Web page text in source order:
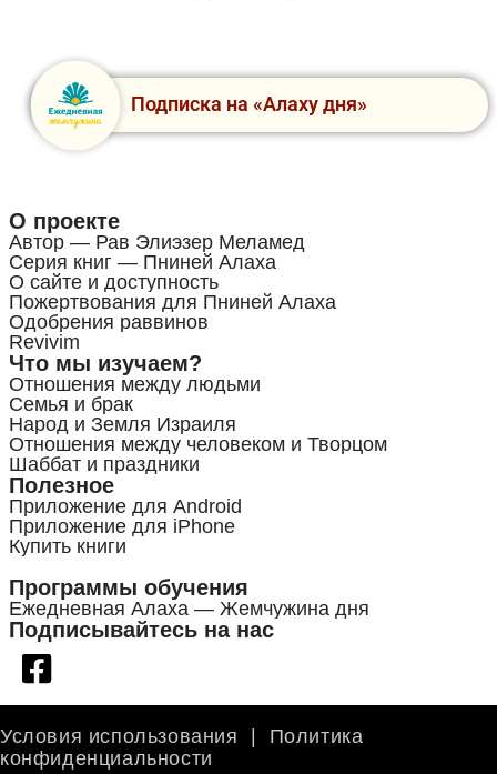
Подписка на «Алаху дня»
О проекте
Автор — Рав Элиэзер Меламед
Серия книг — Пниней Алаха
О сайте и доступность
Пожертвования для Пниней Алаха
Одобрения раввинов
Revivim
Что мы изучаем?
Отношения между людьми
Семья и брак
Народ и Земля Израиля
Отношения между человеком и Творцом
Шаббат и праздники
Полезное
Приложение для Android
Приложение для iPhone
Купить книги
Программы обучения
Ежедневная Алаха — Жемчужина дня
Подписывайтесь на нас
Условия использования | Политика
конфиденциальности